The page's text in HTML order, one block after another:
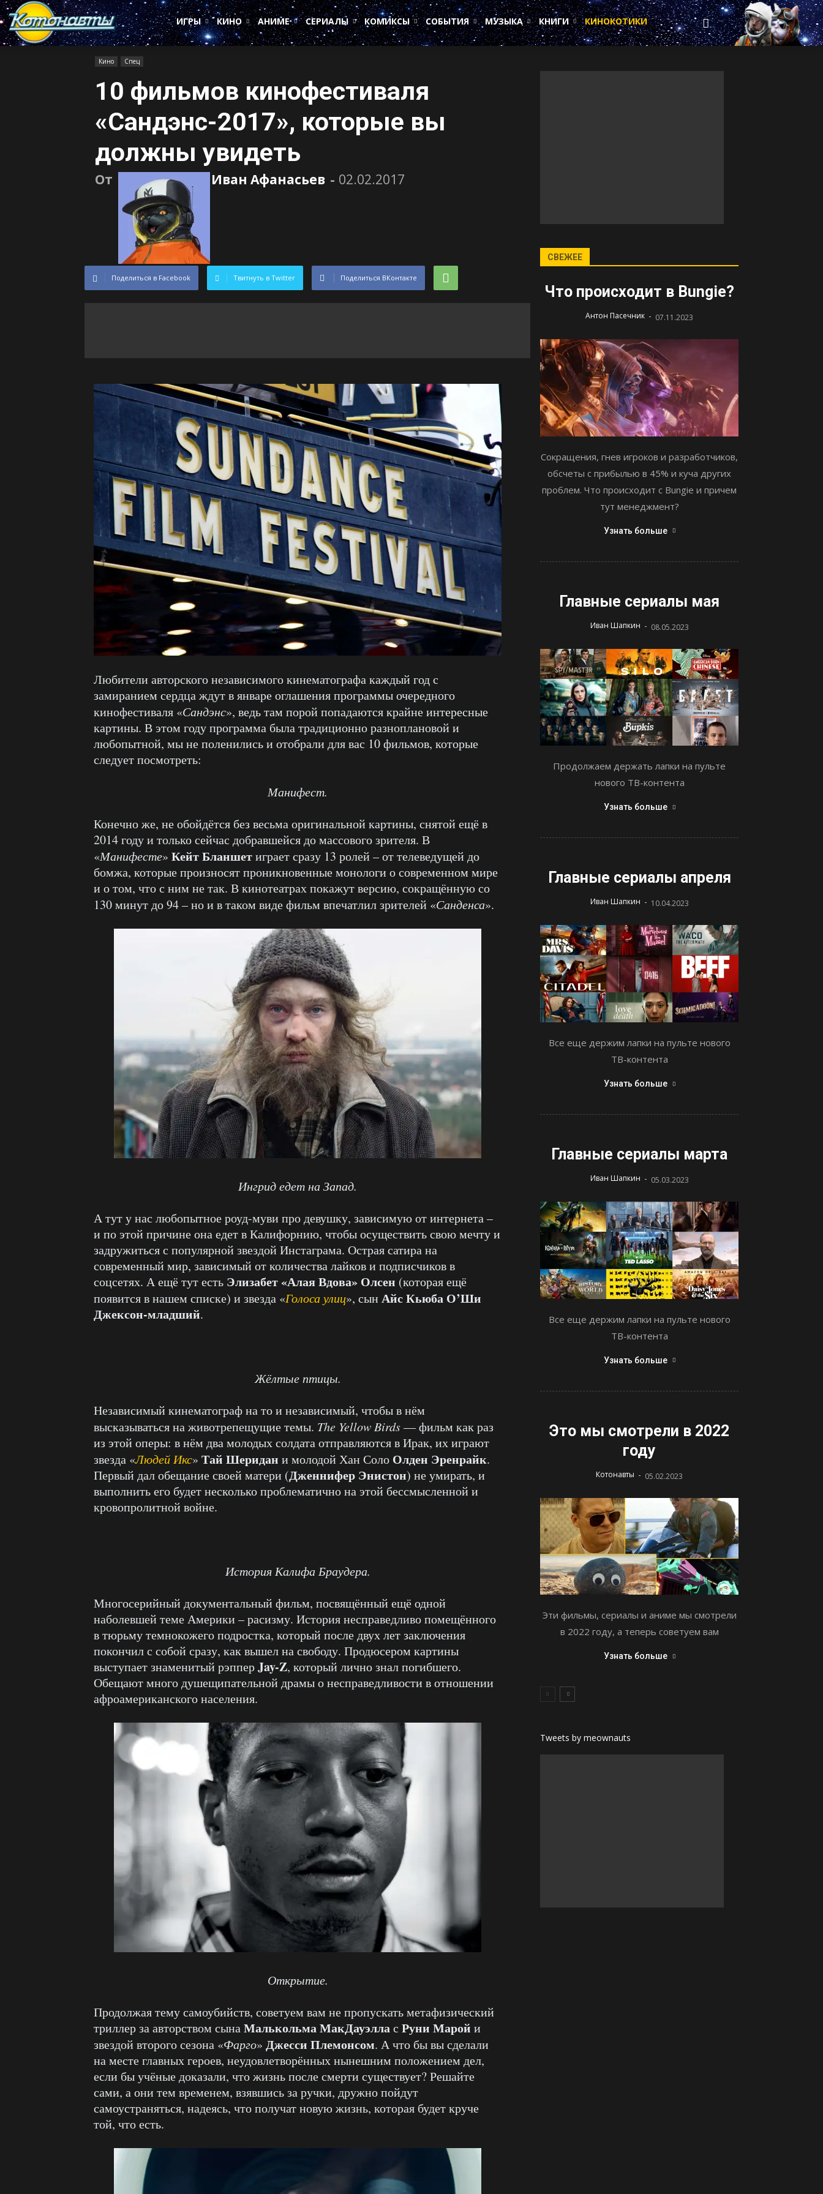
Котонавты
ИГРЫ
КИНО АНИМЕ СЕРИАЛЫ КОМИКСЫ СОБЫТИЯ МУЗЫКА КНИГИ КИНОКОТИКИ
Кино Спец
10 фильмов кинофестиваля
«Сандэнс-2017», которые вы
должны увидеть
От Иван Афанасьев - 02.02.2017
Поделиться в Facebook Твитнуть в Twitter Поделиться ВКонтакте
Любители авторского независимого кинематографа каждый год с
замиранием сердца ждут в январе оглашения программы очередного
кинофестиваля «Сандэнс», ведь там порой попадаются крайне интересные
картины. В этом году программа была традиционно разноплановой и
любопытной, мы не поленились и отобрали для вас 10 фильмов, которые
следует посмотреть:
Манифест.
Конечно же, не обойдётся без весьма оригинальной картины, снятой ещё в
2014 году и только сейчас добравшейся до массового зрителя. В
«Манифесте» Кейт Бланшетиграет сразу 13 ролей – от телеведущей до
бомжа, которые произносят проникновенные монологи о современном мире
и о том, что с ним не так. В кинотеатрах покажут версию, сокращённую со
130 минут до 94 – но и в таком виде фильм впечатлил зрителей «Санденса».
Ингрид едет на Запад.
А тут у нас любопытное роуд-муви про девушку, зависимую от интернета –
и по этой причине она едет в Калифорнию, чтобы осуществить свою мечту и
задружиться с популярной звездой Инстаграма. Острая сатира на
современный мир, зависимый от количества лайков и подписчиков в
соцсетях. А ещё тут есть Элизабет «Алая Вдова» Олсен (которая ещё
появится в нашем списке) и звезда «Голоса улиц», сын Айс Кьюба О’Ши
Джексон-младший.
Жёлтые птицы.
Независимый кинематограф на то и независимый, чтобы в нём
высказываться на животрепещущие темы. The Yellow Birds— фильм как раз
из этой оперы: в нём два молодых солдата отправляются в Ирак, их играют
звезда «Людей Икс» Тай Шеридан и молодой Хан Соло Олден Эренрайк.
Первый дал обещание своей матери (Дженнифер Энистон) не умирать, и
выполнить его будет несколько проблематично на этой бессмысленной и
кровопролитной войне.
История Калифа Браудера.
Многосерийный документальный фильм, посвящённый ещё одной
наболевшей теме Америки – расизму. История несправедливо помещённого
в тюрьму темнокожего подростка, который после двух лет заключения
покончил с собой сразу, как вышел на свободу. Продюсером картины
выступает знаменитый рэпперJay-Z, который лично знал погибшего.
Обещают много душещипательной драмы о несправедливости в отношении
афроамериканского населения.
Открытие.
Продолжая тему самоубийств, советуем вам не пропускать метафизический
триллер за авторством сынаМалькольма МакДауэллас Руни Марой и
звездой второго сезона «Фарго» Джесси Племонсом. А что бы вы сделали
на месте главных героев, неудовлетворённых нынешним положением дел,
если бы учёные доказали, что жизнь после смерти существует? Решайте
сами, а они тем временем, взявшись за ручки, дружно пойдут
самоустраняться, надеясь, что получат новую жизнь, которая будет круче
той, что есть.
СВЕЖЕЕ
Что происходит в Bungie?
Антон Пасечник - 07.11.2023
Сокращения, гнев игроков и разработчиков,
обсчеты с прибылью в 45% и куча других
проблем. Что происходит с Bungie и причем
тут менеджмент?
Узнать больше
Главные сериалы мая
Иван Шапкин - 08.05.2023
Продолжаем держать лапки на пульте
нового ТВ-контента
Узнать больше
Главные сериалы апреля
Иван Шапкин - 10.04.2023
Все еще держим лапки на пульте нового
ТВ-контента
Узнать больше
Главные сериалы марта
Иван Шапкин - 05.03.2023
Все еще держим лапки на пульте нового
ТВ-контента
Узнать больше
Это мы смотрели в 2022
году
Котонавты - 05.02.2023
Эти фильмы, сериалы и аниме мы смотрели
в 2022 году, а теперь советуем вам
Узнать больше
Tweets by meownauts